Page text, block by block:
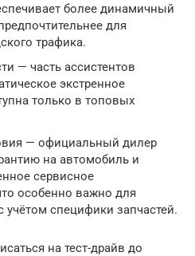
более динамичный
для
трафика.
— часть ассистентов
экстренное
только в топовых
— официальный дилер
на автомобиль и
сервисное
особенно важно для
учётом специфики запчастей.
на тест-драйв до